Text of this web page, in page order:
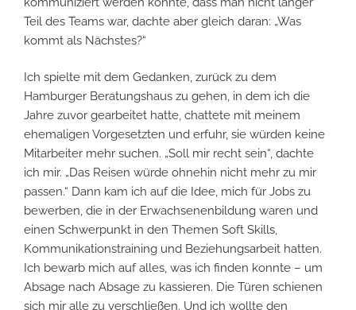
Teil des Teams war, dachte aber gleich daran: „Was
kommt als Nächstes?“
Ich spielte mit dem Gedanken, zurück zu dem
Hamburger Beratungshaus zu gehen, in dem ich die
Jahre zuvor gearbeitet hatte, chattete mit meinem
ehemaligen Vorgesetzten und erfuhr, sie würden keine
Mitarbeiter mehr suchen. „Soll mir recht sein“, dachte
ich mir. „Das Reisen würde ohnehin nicht mehr zu mir
passen.“ Dann kam ich auf die Idee, mich für Jobs zu
bewerben, die in der Erwachsenenbildung waren und
einen Schwerpunkt in den Themen Soft Skills,
Kommunikationstraining und Beziehungsarbeit hatten.
Ich bewarb mich auf alles, was ich finden konnte – um
Absage nach Absage zu kassieren. Die Türen schienen
sich mir alle zu verschließen. Und ich wollte den